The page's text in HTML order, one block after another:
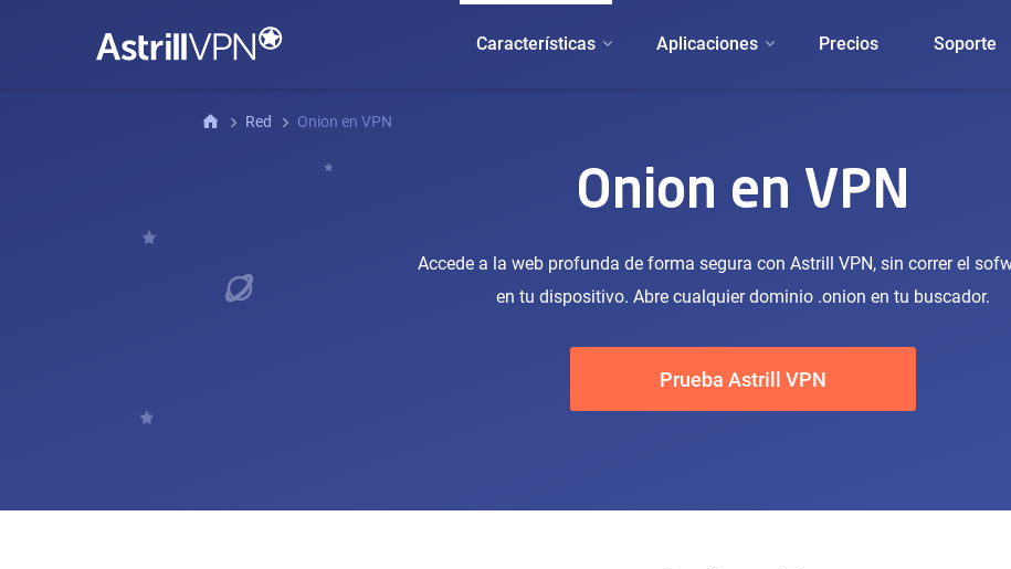
Características Aplicaciones Precios Soporte
Red Onion en VPN
Onion en VPN
Accede a la web profunda de forma segura con Astrill VPN, sin correr el
en tu dispositivo. Abre cualquier dominio .onion en tu buscador.
Prueba Astrill VPN